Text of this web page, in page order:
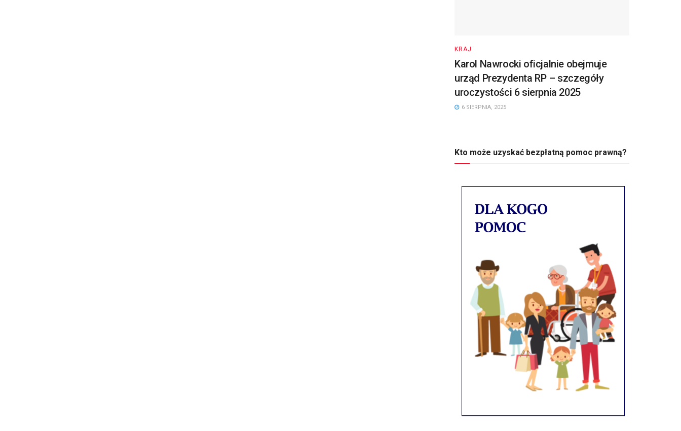
KRAJ
Karol Nawrocki oficjalnie obejmuje
urząd Prezydenta RP – szczegóły
uroczystości 6 sierpnia 2025
6 SIERPNIA, 2025
Kto może uzyskać bezpłatną pomoc prawną?